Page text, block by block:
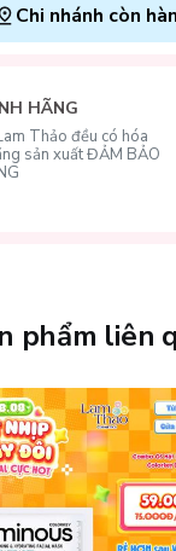
Chi nhánh còn
HÃNG
Thảo đều có hóa
sản xuất ĐẢM BẢO
phẩm liên